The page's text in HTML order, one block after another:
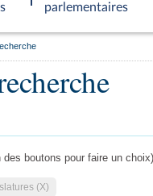
parlementaires
des boutons pour faire un choix)
(X)